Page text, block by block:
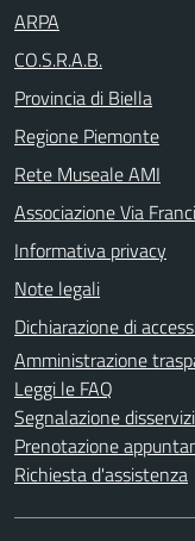
ARPA
CO.S.R.A.B.
Provincia di Biella
Regione Piemonte
Rete Museale AMI
Associazione Via
Informativa privacy
Note legali
Dichiarazione di
Amministrazione
Leggi le FAQ
Segnalazione
Prenotazione
Richiesta d'assistenza